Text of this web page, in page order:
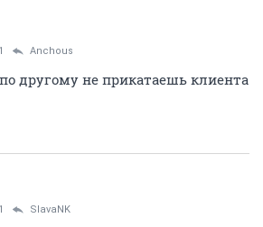
Anchous
другому не прикатаешь клиента
SlavaNK